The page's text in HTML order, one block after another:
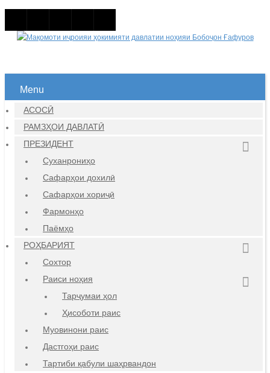
Menu
АСОСӢ
РАМЗҲОИ ДАВЛАТӢ
ПРЕЗИДЕНТ
Суханрониҳо
Сафарҳои дохилӣ
Сафарҳои хориҷӣ
Фармонҳо
Паёмҳо
РОҲБАРИЯТ
Сохтор
Раиси ноҳия
Тарҷумаи ҳол
Ҳисоботи раис
Муовинони раис
Дастгоҳи раис
Тартиби қабули шаҳрвандон